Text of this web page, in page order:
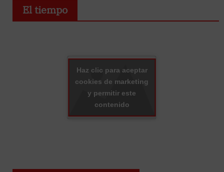
El tiempo
Haz clic para aceptar
cookies de marketing
y permitir este
contenido